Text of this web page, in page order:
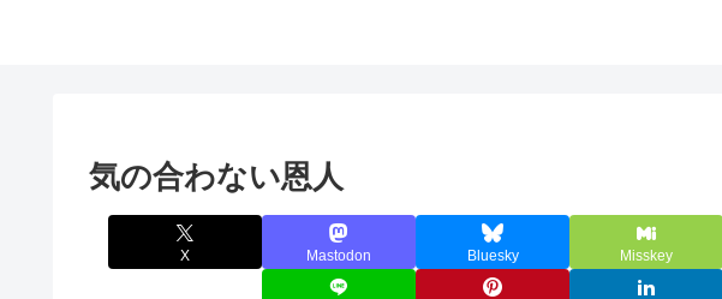
気の合わない恩人
X Mastodon Bluesky Misskey